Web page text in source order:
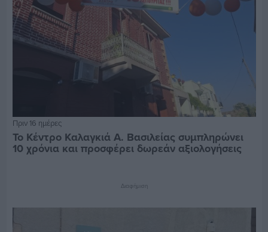
Πριν 16 ημέρες
Το Κέντρο Καλαγκιά Α. Βασιλείας συμπληρώνει
10 χρόνια και προσφέρει δωρεάν αξιολογήσεις
Διαφήμιση